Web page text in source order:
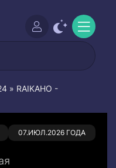
» RAIKAHO -
07.ИЮЛ.2026 ГОДА
0